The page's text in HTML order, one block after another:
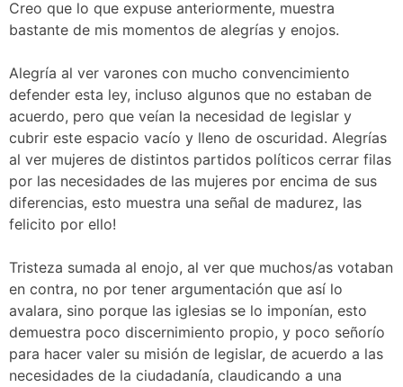
Creo que lo que expuse anteriormente, muestra
bastante de mis momentos de alegrías y enojos.
Alegría al ver varones con mucho convencimiento
defender esta ley, incluso algunos que no estaban de
acuerdo, pero que veían la necesidad de legislar y
cubrir este espacio vacío y lleno de oscuridad. Alegrías
al ver mujeres de distintos partidos políticos cerrar filas
por las necesidades de las mujeres por encima de sus
diferencias, esto muestra una señal de madurez, las
felicito por ello!
Tristeza sumada al enojo, al ver que muchos/as votaban
en contra, no por tener argumentación que así lo
avalara, sino porque las iglesias se lo imponían, esto
demuestra poco discernimiento propio, y poco señorío
para hacer valer su misión de legislar, de acuerdo a las
necesidades de la ciudadanía, claudicando a una